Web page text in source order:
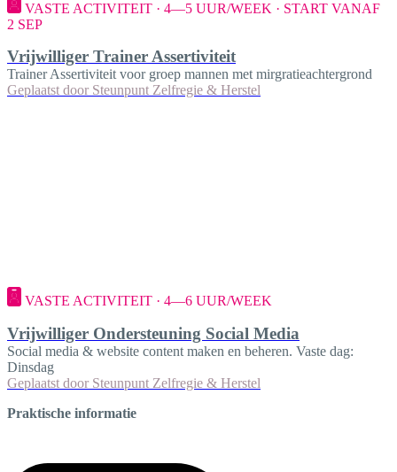
VASTE ACTIVITEIT · 4—5 UUR/WEEK · START VANAF
2 SEP
Vrijwilliger Trainer Assertiviteit
Trainer Assertiviteit voor groep mannen met mirgratieachtergrond
Geplaatst door Steunpunt Zelfregie & Herstel
VASTE ACTIVITEIT · 4—6 UUR/WEEK
Vrijwilliger Ondersteuning Social Media
Social media & website content maken en beheren. Vaste dag:
Dinsdag
Geplaatst door Steunpunt Zelfregie & Herstel
Praktische informatie